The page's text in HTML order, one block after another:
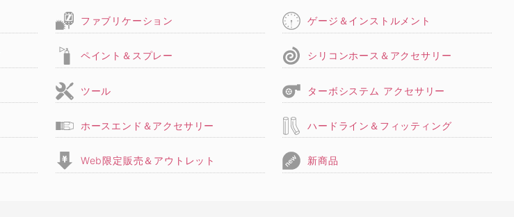
ファブリケーション ゲージ＆インストルメント
ペイント＆スプレー シリコンホース＆アクセサリー
ツール ターボシステム アクセサリー
ホースエンド＆アクセサリー ハードライン＆フィッティング
Web限定販売＆アウトレット 新商品